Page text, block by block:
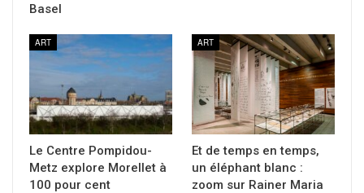
Basel
ART
Le Centre Pompidou-
Metz explore Morellet à
100 pour cent
ART
Et de temps en temps,
un éléphant blanc :
zoom sur Rainer Maria